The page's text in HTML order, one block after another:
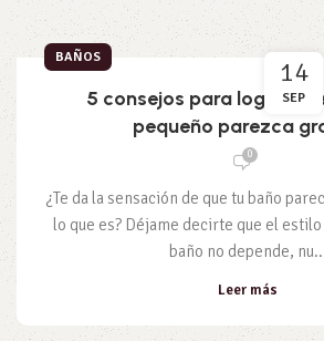
14
SEP
BAÑOS
5 consejos para lograr
pequeño parezca
0
¿Te da la sensación de que tu baño
lo que es? Déjame decirte que el
baño no depende,
Leer más